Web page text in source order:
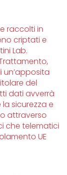
raccolti in
criptati e
Lab.
un’apposita
del
dati avverrà
sicurezza e
attraverso
che telematici
UE